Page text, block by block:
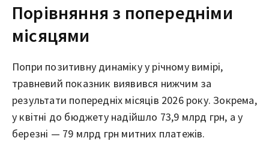
Порівняння з попередніми
місяцями
Попри позитивну динаміку у річному вимірі,
травневий показник виявився нижчим за
результати попередніх місяців 2026 року. Зокрема,
у квітні до бюджету надійшло 73,9 млрд грн, а у
березні — 79 млрд грн митних платежів.